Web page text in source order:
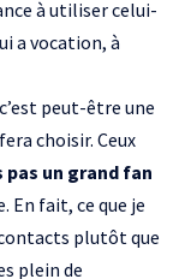
à utiliser celui-
a vocation, à
peut-être une
choisir. Ceux
pas un grand fan
En fait, ce que je
plutôt que
plein de